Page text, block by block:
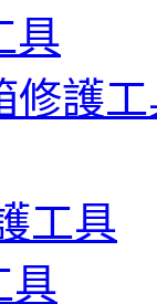
具
修護
工具
具